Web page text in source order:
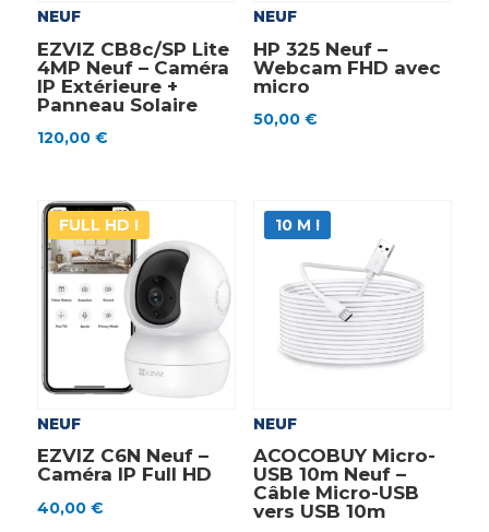
NEUF
EZVIZ CB8c/SP Lite
4MP Neuf – Caméra
IP Extérieure +
Panneau Solaire
120,00 €
NEUF
HP 325 Neuf –
Webcam FHD avec
micro
50,00 €
FULL HD !
NEUF
EZVIZ C6N Neuf –
Caméra IP Full HD
40,00 €
10 M !
NEUF
ACOCOBUY Micro-
USB 10m Neuf –
Câble Micro-USB
vers USB 10m